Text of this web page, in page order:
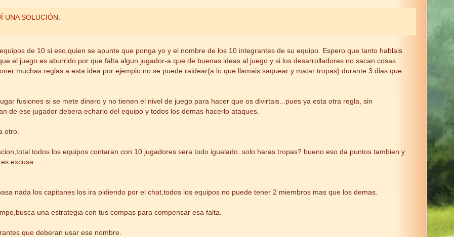
UNA SOLUCIÓN.
de 10 si eso,quien se apunte que ponga yo y el nombre de los 10 integrantes de su equipo. Espero que tanto hablais
el juego es aburrido por que falta algun jugador-a que de buenas ideas al juego y si los desarrolladores no sacan cosas
muchas reglas a esta idea por ejemplo no se puede raidear(a lo que llamais saquear y matar tropas) durante 3 dias que
fusiones si se mete dinero y no tienen el nivel de juego para hacer que os divirtais...pues ya esta otra regla, sin
de ese jugador debera echarlo del equipo y todos los demas hacerlo ataques.
otro.
todos los equipos contaran con 10 jugadores sera todo igualado. solo haras tropas? bueno eso da puntos tambien y
excusa.
nada los capitanes los ira pidiendo por el chat,todos los equipos no puede tener 2 miembros mas que los demas.
una estrategia con tus compas para compensar esa falta.
que deberan usar ese nombre.